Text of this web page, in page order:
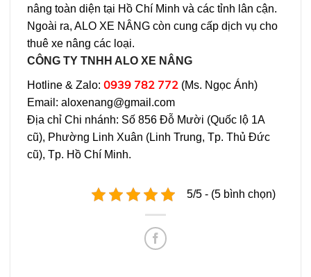
nâng toàn diện tại Hồ Chí Minh và các tỉnh lân cận.
Ngoài ra, ALO XE NÂNG còn cung cấp dịch vụ cho
thuê xe nâng các loại.
CÔNG TY TNHH ALO XE NÂNG
Hotline & Zalo: 0939 782 772 (Ms. Ngọc Ánh)
Email: aloxenang@gmail.com
Địa chỉ Chi nhánh: Số 856 Đỗ Mười (Quốc lộ 1A
cũ), Phường Linh Xuân (Linh Trung, Tp. Thủ Đức
cũ), Tp. Hồ Chí Minh.
5/5 - (5 bình chọn)